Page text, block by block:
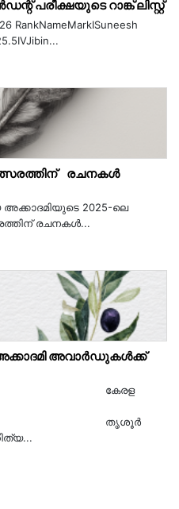
പരീക്ഷയുടെ റാങ്ക് ലിസ്റ്റ്
RankNameMarkISuneesh
രചനകൾ
2025-ലെ
രചനകൾ...
അവാർഡുകൾക്ക്